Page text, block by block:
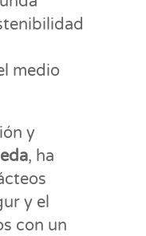
medio
y
, ha
y el
con un